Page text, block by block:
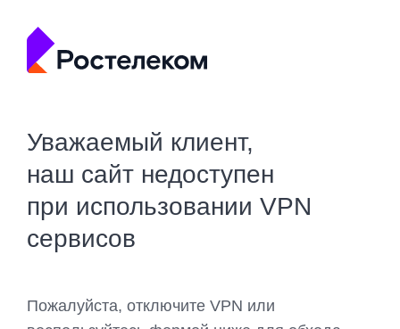
Уважаемый клиент,
наш сайт недоступен
при использовании VPN
сервисов
Пожалуйста, отключите VPN или